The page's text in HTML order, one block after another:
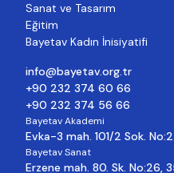
Sanat ve Tasarım
Eğitim
Bayetav Kadın İnisiyatifi
info@bayetav.org.tr
+90 232 374 60 66
+90 232 374 56 66
Bayetav Akademi
Evka-3 mah. 101/2 Sok.
Bayetav Sanat
Erzene mah. 80. Sk. No:26,